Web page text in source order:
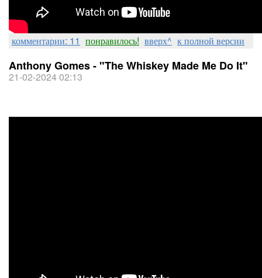
комментарии: 11 понравилось! вверх^ к полной версии
Anthony Gomes - "The Whiskey Made Me Do It"
21-02-2024 02:13